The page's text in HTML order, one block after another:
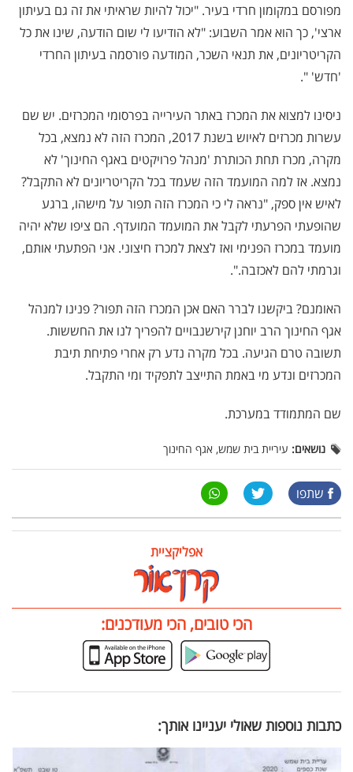
מפורסם במקומון חרדי בעיר. "יכול להיות שראיתי את זה גם בעיתון
ארצי', כך הוא אמר השבוע: "לא הודיעו לי שום הודעה, שינו את כל
הקריטריונים, את תנאי השכר, המודעה פורסמה בעיתון החרדי
'חדש' ".
ניסינו למצוא את המכרז באתר העירייה בפרסומי המכרזים. יש שם
עשרות מכרזים לאיוש בשנת 2017, המכרז הזה לא נמצא, בכל
מקרה, מכרז תחת הכותרת 'מנהל פרויקטים באגף החינוך' לא
נמצא. אז למה המועמד הזה שעמד בכל הקריטריונים לא התקבל?
לאיש אין ספק, "נראה לי כי המכרז הזה תפור על מישהו, ברגע
שהופעתי הפרעתי לקבל את המועמד המועדף. הם ציפו שלא יהיה
מועמד במכרז הפנימי ואז לצאת למכרז חיצוני. אני הפתעתי אותם,
וגרמתי להם לאכזבה.".
האומנם? ביקשנו לברר האם אכן המכרז הזה תפור? פנינו למנהל
אגף החינוך הרב יוחנן קירשנבויים להפריך לנו את החששות.
תשובה טרם הגיעה. בכל מקרה נדע רק אחרי פתיחת תיבת
המכרזים ונדע מי באמת התייצב לתפקיד ומי התקבל.
שם המתמודד במערכת.
נושאים: עיריית בית שמש, אגף החינוך
שתפו
אפליקציית
הכי טובים, הכי מעודכנים:
כתבות נוספות שאולי יעניינו אותך: